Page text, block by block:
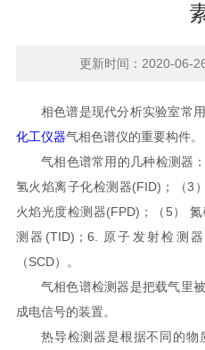
更新时间：2020-
相色谱是现代分析实验室常
化工仪器气相色谱仪的重要构件。
气相色谱常用的几种检测器
氢火焰离子化检测器(FID)；（3
火焰光度检测器(FPD)；（5）
测器(TID)；6. 原子发射检测
（SCD）。
气相色谱检测器是把载气里
成电信号的装置。
热导检测器是根据不同的物